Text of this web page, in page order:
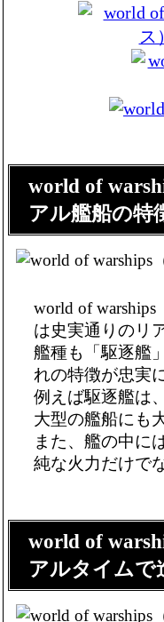
world of
アル艦船の特
world of
は史実通りのリ
艦種も「駆逐艦
れの特徴が忠実
例えば駆逐艦は
大型の艦船にも
また、艦の中に
純な火力だけで
world of
アルタイムで